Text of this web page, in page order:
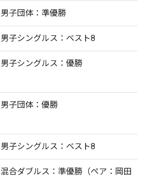
男子団体：準優勝
男子シングルス：ベスト8
男子シングルス：優勝
男子団体：優勝
男子シングルス：ベスト8
混合ダブルス：準優勝（ペア：岡田